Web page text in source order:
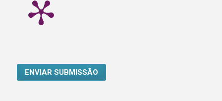
ENVIAR SUBMISSÃO